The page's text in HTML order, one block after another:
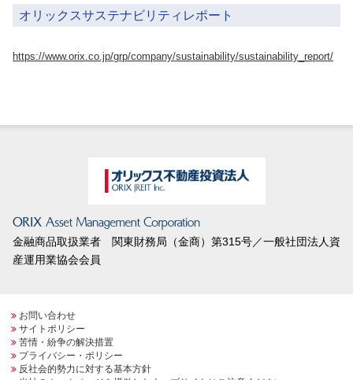
オリックスサステナビリティレポート
https://www.orix.co.jp/grp/company/sustainability/sustainability_report/
金融商品取扱業者 関東財務局（金商）第315号／一般社団法人資
産運用業協会会員
お問い合わせ
サイトポリシー
苦情・紛争の解決措置
プライバシー・ポリシー
反社会的勢力に対する基本方針